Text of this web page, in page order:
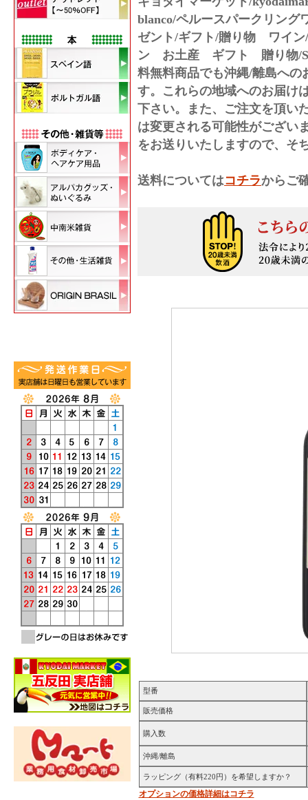
blanco/ペルースパークリン
ゼント/ギフト/贈り物 ワイ
ン お土産 ギフト 贈り物/
料無料商品でも沖縄/離島への
す。 これらの地域へのお届け
下さい。また、ご注文を頂い
は変更される可能性がござい
をお送りいたしますので、そ
送料についてはコチラからご
型番
販売価格
購入数
沖縄/離島
ラッピング（有料220円）を希望しますか？
オプションの価格詳細はコチラ